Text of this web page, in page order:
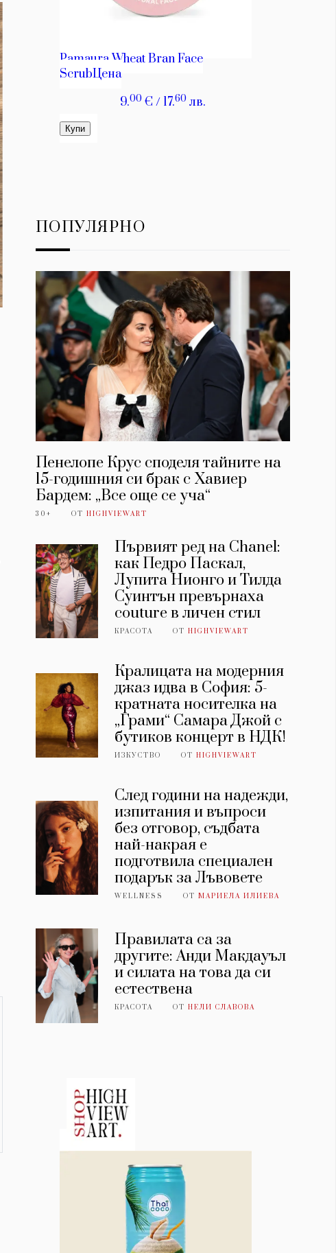
ПОПУЛЯРНО
Пенелопе Крус споделя тайните на
15-годишния си брак с Хавиер
Бардем: „Все още се уча“
30+ ОТ HIGHVIEWART
Първият ред на Chanel:
как Педро Паскал,
Лупита Нионго и Тилда
Суинтън превърнаха
couture в личен стил
КРАСОТА ОТHIGHVIEWART
Кралицата на модерния
джаз идва в София: 5-
кратната носителка на
„Грами“ Самара Джой с
бутиков концерт в НДК!
ИЗКУСТВО ОТHIGHVIEWART
След години на надежди,
изпитания и въпроси
без отговор, съдбата
най-накрая е
подготвила специален
подарък за Лъвовете
WELLNESS ОТМАРИЕЛА ИЛИЕВА
Правилата са за
другите: Анди Макдауъл
и силата на това да си
естествена
КРАСОТА ОТНЕЛИ СЛАВОВА